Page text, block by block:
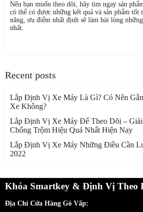
Nếu bạn muốn theo dõi, hãy tìm ngay sản
có thể có được những kết quả và sản phẩm tốt
năng, ưu điểm nhất định sẽ làm hài lòng
nhất.
Recent posts
Lắp Định Vị Xe Máy Là Gì? Có Nên
Xe Không?
Lắp Định Vị Xe Máy Để Theo Dõi – Giải
Chống Trộm Hiệu Quả Nhất Hiện Nay
Lắp Định Vị Xe Máy Những Điều Cần
2022
Khóa Smartkey & Định Vị Theo
Địa Chỉ Cửa Hàng Gò Vấp: